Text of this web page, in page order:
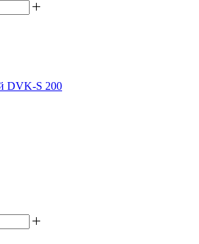
DVK‑S 200